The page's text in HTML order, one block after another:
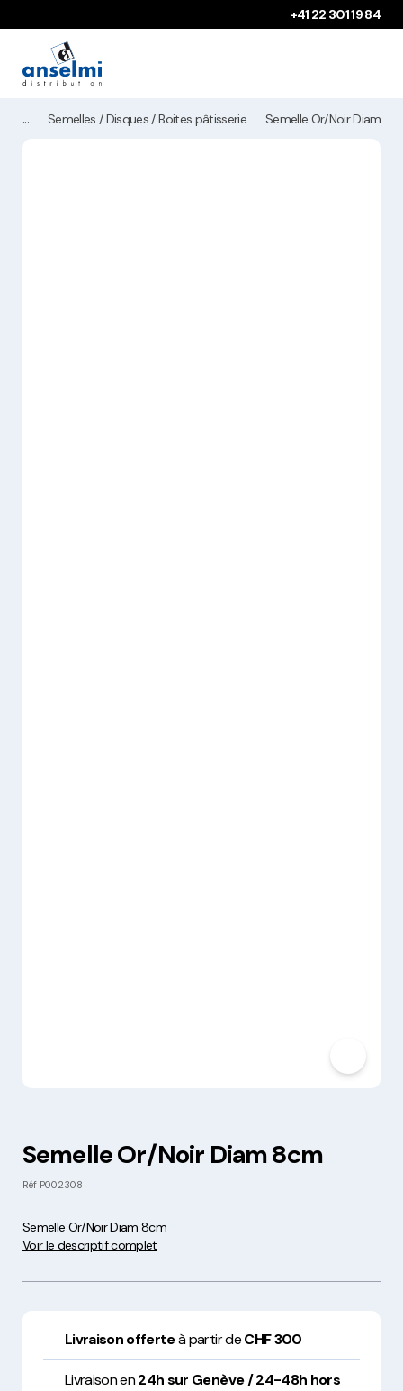
+41 22 301 19 84
Semelles / Disques / Boites pâtisserie Semelle Or/Noir Diam
Semelle Or/Noir Diam 8cm
Réf P002308
Semelle Or/Noir Diam 8cm
Voir le descriptif complet
Livraison offerteà partir deCHF 300
Livraison en24h sur Genève / 24-48h hors